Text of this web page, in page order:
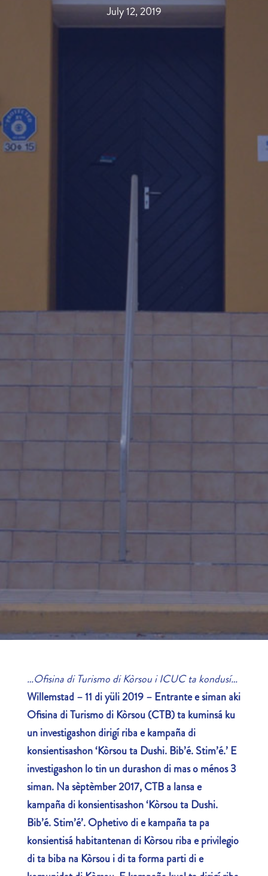
July 12, 2019
…Ofisina di Turismo di Kòrsou i ICUC ta kondusí…
Willemstad – 11 di yüli 2019 – Entrante e siman aki
Ofisina di Turismo di Kòrsou (CTB) ta kuminsá ku
uninvestigashon dirigí riba e kampaña di
konsientisashon ‘Kòrsou ta Dushi. Bib’é. Stim’é.’ E
investigashon lo tin un durashon di mas o ménos 3
siman. Na sèptèmber 2017, CTB a lansa e
kampaña di konsientisashon ‘Kòrsou ta Dushi.
Bib’é. Stim’é’. Ophetivo di e kampaña ta pa
konsientisá habitantenan di Kòrsou riba e privilegio
di ta biba na Kòrsou i di ta forma parti di e